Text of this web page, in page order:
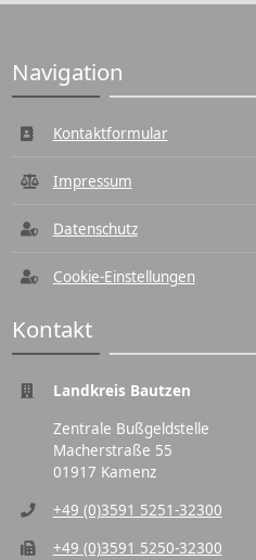
Navigation
Kontaktformular
Impressum
Datenschutz
Cookie-Einstellungen
Kontakt
Landkreis Bautzen
Zentrale Bußgeldstelle
Macherstraße 55
01917 Kamenz
+49 (0)3591 5251-32300
+49 (0)3591 5250-32300